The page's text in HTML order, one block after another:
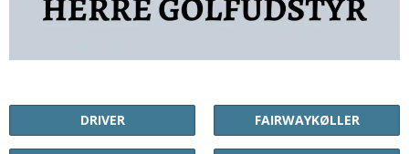
DRIVER FAIRWAYKØLLER